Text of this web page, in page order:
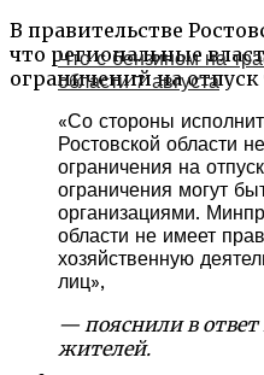
В правительстве
что региональные
ограничений на отпуск
«Со стороны
Ростовской области
ограничения на
ограничения могут
организациями.
области не имеет
хозяйственную
лиц»,
— пояснили в
жителей.
Что с бензином на
области 7 августа